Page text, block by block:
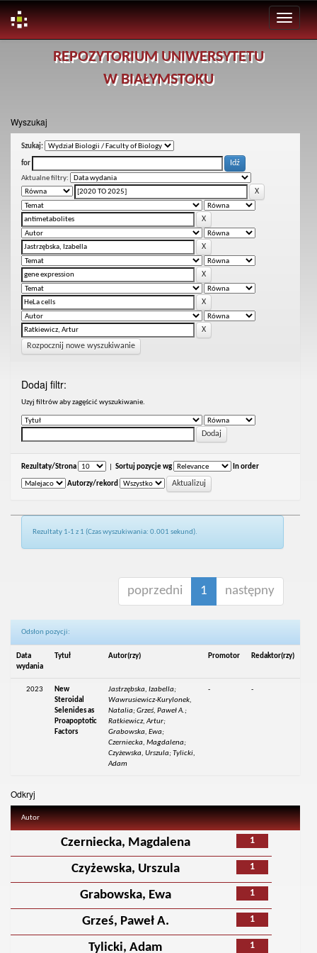
REPOZYTORIUM UNIWERSYTETU
W BIAŁYMSTOKU
Wyszukaj
Szukaj:
for
Aktualne filtry:
Rozpocznij nowe wyszukiwanie
Dodaj filtr:
Uzyj filtrów aby zagęścić wyszukiwanie.
Rezultaty/Strona Sortuj pozycje wg In order
Autorzy/rekord
Rezultaty 1-1 z 1 (Czas wyszukiwania: 0.001 sekund).
poprzedni 1 następny
Odsłon pozycji:
Data
wydania
Tytuł Autor(rzy) Promotor Redaktor(rzy)
2023
New
Steroidal
Selenides as
Proapoptotic
Factors
Jastrzębska, Izabella;
Wawrusiewicz-Kurylonek,
Natalia; Grześ, Paweł A.;
Ratkiewicz, Artur;
Grabowska, Ewa;
Czerniecka, Magdalena;
Czyżewska, Urszula; Tylicki,
Adam
- -
Odkryj
Autor
1
Czerniecka, Magdalena
1
Czyżewska, Urszula
1
Grabowska, Ewa
1
Grześ, Paweł A.
1
Tylicki, Adam